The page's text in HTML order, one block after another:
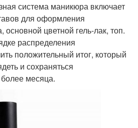
система маникюра включает
для оформления
основной цветной гель-лак, топ.
распределения
положительный итог, который
и сохраняться
месяца.